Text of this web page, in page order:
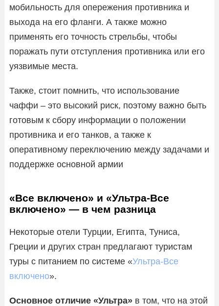
мобильность для опережения противника и
выхода на его фланги. А также можно
применять его точность стрельбы, чтобы
поражать пути отступления противника или его
уязвимые места.
Также, стоит помнить, что использование
чаффи – это высокий риск, поэтому важно быть
готовым к сбору информации о положении
противника и его танков, а также к
оперативному переключению между задачами и
поддержке основной армии
«Все включено» и «Ультра-Все
включено» — в чем разница
Некоторые отели Турции, Египта, Туниса,
Греции и других стран предлагают туристам
туры с питанием по системе «Ультра-Все
включено».
Основное отличие «Ультра» в том, что на этой